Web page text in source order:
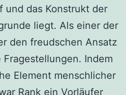
und das Konstrukt der
liegt. Als einer der
den freudschen Ansatz
Indem
Element menschlicher
Rank ein Vorläufer